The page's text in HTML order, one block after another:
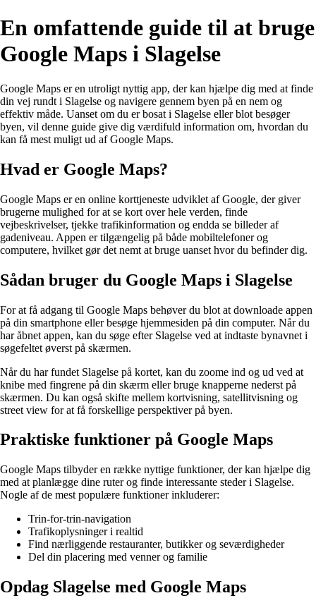
En omfattende guide til at bruge
Google Maps i Slagelse
Google Maps er en utroligt nyttig app, der kan hjælpe dig med at finde
din vej rundt i Slagelse og navigere gennem byen på en nem og
effektiv måde. Uanset om du er bosat i Slagelse eller blot besøger
byen, vil denne guide give dig værdifuld information om, hvordan du
kan få mest muligt ud af Google Maps.
Hvad er Google Maps?
Google Maps er en online korttjeneste udviklet af Google, der giver
brugerne mulighed for at se kort over hele verden, finde
vejbeskrivelser, tjekke trafikinformation og endda se billeder af
gadeniveau. Appen er tilgængelig på både mobiltelefoner og
computere, hvilket gør det nemt at bruge uanset hvor du befinder dig.
Sådan bruger du Google Maps i Slagelse
For at få adgang til Google Maps behøver du blot at downloade appen
på din smartphone eller besøge hjemmesiden på din computer. Når du
har åbnet appen, kan du søge efter Slagelse ved at indtaste bynavnet i
søgefeltet øverst på skærmen.
Når du har fundet Slagelse på kortet, kan du zoome ind og ud ved at
knibe med fingrene på din skærm eller bruge knapperne nederst på
skærmen. Du kan også skifte mellem kortvisning, satellitvisning og
street view for at få forskellige perspektiver på byen.
Praktiske funktioner på Google Maps
Google Maps tilbyder en række nyttige funktioner, der kan hjælpe dig
med at planlægge dine ruter og finde interessante steder i Slagelse.
Nogle af de mest populære funktioner inkluderer:
Trin-for-trin-navigation
Trafikoplysninger i realtid
Find nærliggende restauranter, butikker og seværdigheder
Del din placering med venner og familie
Opdag Slagelse med Google Maps